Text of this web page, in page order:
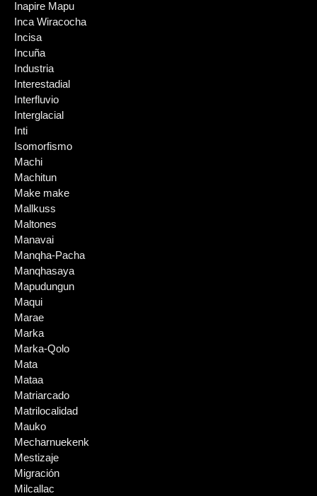
Inapire Mapu
Inca Wiracocha
Incisa
Incuña
Industria
Interestadial
Interfluvio
Interglacial
Inti
Isomorfismo
Machi
Machitun
Make make
Mallkuss
Maltones
Manavai
Manqha-Pacha
Manqhasaya
Mapudungun
Maqui
Marae
Marka
Marka-Qolo
Mata
Mataa
Matriarcado
Matrilocalidad
Mauko
Mecharnuekenk
Mestizaje
Migración
Milcallac